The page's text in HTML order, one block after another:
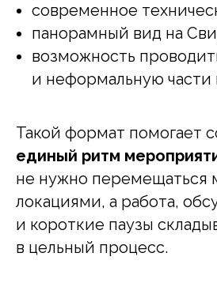
современное
панорамный вид на
возможность
и неформальную
Такой формат помогает
единый ритм
не нужно перемещаться
локациями, а работа,
и короткие паузы
в цельный процесс.